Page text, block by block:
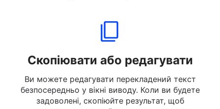
мову з меншими зусиллями.
Скопіювати або редагувати
Ви можете редагувати перекладений текст